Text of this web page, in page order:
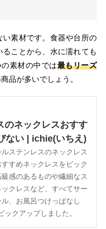
素材です。食器や台所の
ことから、水に濡れても
素材の中では最もリーズ
品が多いでしょう。
のネックレスおすす
ない | ichie(いちえ)
ステンレスのネックレス
すめネックレスをピック
感のあるものや繊細なス
クレスなど、すべてサー
、お風呂つけっぱなし
クアップしました。